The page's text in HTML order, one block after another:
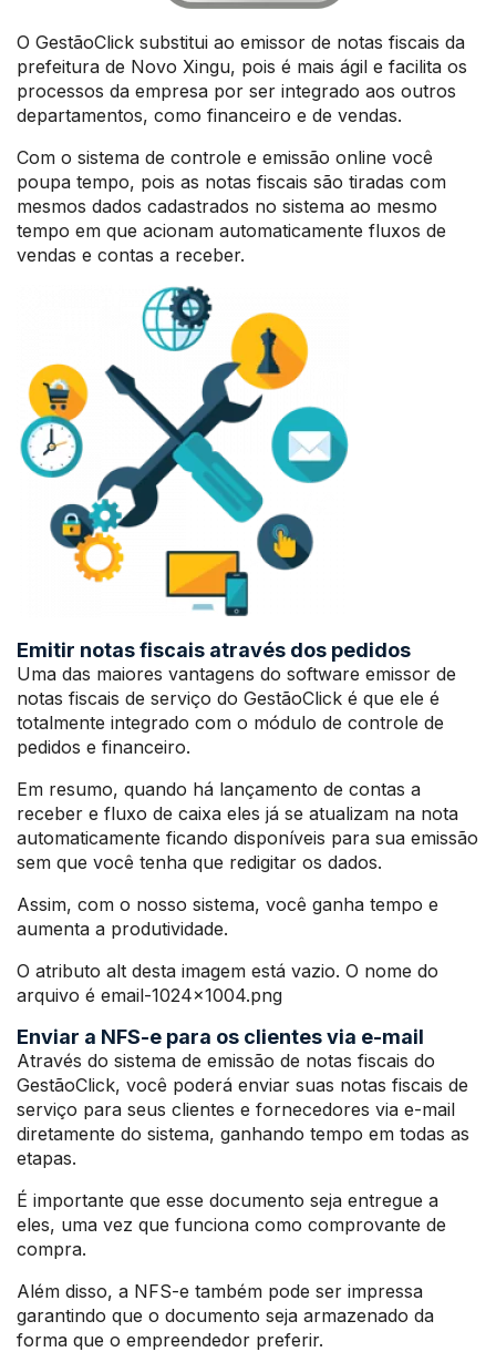
O GestãoClick substitui ao emissor de notas fiscais da
prefeitura de Novo Xingu, pois é mais ágil e facilita os
processos da empresa por ser integrado aos outros
departamentos, como financeiro e de vendas.
Com o sistema de controle e emissão online você
poupa tempo, pois as notas fiscais são tiradas com
mesmos dados cadastrados no sistema ao mesmo
tempo em que acionam automaticamente fluxos de
vendas e contas a receber.
Emitir notas fiscais através dos pedidos
Uma das maiores vantagens do software emissor de
notas fiscais de serviço do GestãoClick é que ele é
totalmente integrado com o módulo de controle de
pedidos e financeiro.
Em resumo, quando há lançamento de contas a
receber e fluxo de caixa eles já se atualizam na nota
automaticamente ficando disponíveis para sua emissão
sem que você tenha que redigitar os dados.
Assim, com o nosso sistema, você ganha tempo e
aumenta a produtividade.
O atributo alt desta imagem está vazio. O nome do
arquivo é email-1024×1004.png
Enviar a NFS-e para os clientes via e-mail
Através do sistema de emissão de notas fiscais do
GestãoClick, você poderá enviar suas notas fiscais de
serviço para seus clientes e fornecedores via e-mail
diretamente do sistema, ganhando tempo em todas as
etapas.
É importante que esse documento seja entregue a
eles, uma vez que funciona como comprovante de
compra.
Além disso, a NFS-e também pode ser impressa
garantindo que o documento seja armazenado da
forma que o empreendedor preferir.